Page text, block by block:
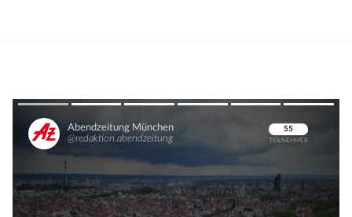
Überspringen